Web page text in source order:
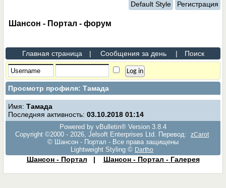
Default Style Регистрация
Шансон - Портал - форум
Главная страница | Сообщения за день | Поиск
Просмотр профиля: Тамада
Имя:Тамада
Последняя активность: 03.10.201801:14
Powered by vBulletin® Version 3.8.4
Copyright ©2000 - 2026, Jelsoft Enterprises Ltd. Перевод:
zCarot
© Шансон - Портал - Все права защищены
Lightweight Styling © Dartho
Шансон - Портал | Шансон - Портал - Галерея